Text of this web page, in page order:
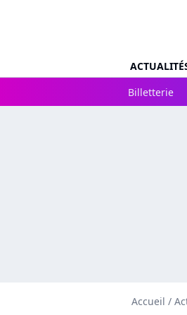
Billetterie
Accueil /